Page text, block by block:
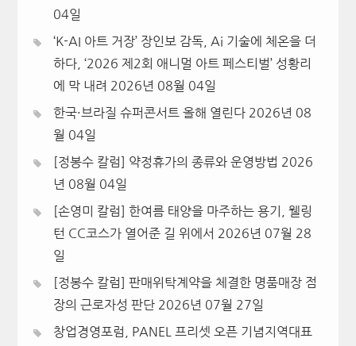
04일
‘K-AI 아트 거장’ 장인보 감독, Ai 기술에 체온을 더
하다, ‘2026 제2회 애니멀 아트 페스티벌’ 성황리
에 막 내려 2026년 08월 04일
한국·브라질 슈퍼콘서트 올해 열린다 2026년 08
월 04일
[정봉수 칼럼] 약정휴가의 종류와 운영방법 2026
년 08월 04일
[손영미 칼럼] 한여름 태양을 마주하는 용기, 웰링
턴 CC코스가 열어준 길 위에서 2026년 07월 28
일
[정봉수 칼럼] 판매위탁계약을 체결한 명품매장 점
장의 근로자성 판단 2026년 07월 27일
창업경영포럼, PANEL 프리셋 오픈 기념지역대표